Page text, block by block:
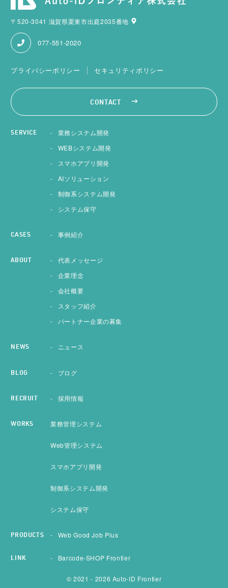
〒520-3041 滋賀県栗東市出庭2035番地
077-551-2020
プライバシーポリシー セキュリティポリシー
CONTACT
SERVICE
業務システム開発
WEBシステム開発
スマホアプリ開発
AIソリューション
制御系システム開発
システム保守
CASES 事例紹介
ABOUT
代表メッセージ
企業理念
会社概要
スタッフ紹介
パートナー企業の募集
NEWS ニュース
BLOG ブログ
RECRUIT 採用情報
WORKS 業務管理システム
Web管理システム
スマホアプリ開発
制御系システム開発
システム保守
PRODUCTS Web Good Job Plus
LINK Barcode-SHOP Frontier
© 2021 - 2026 Auto-ID Frontier